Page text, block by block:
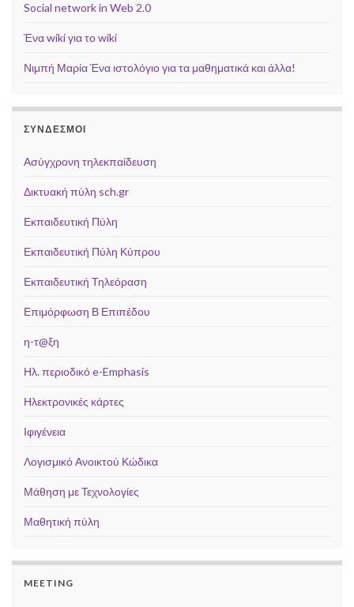
Social network in Web 2.0
Ένα wiki για το wiki
Νιμπή Μαρία Ένα ιστολόγιο για τα μαθηματικά και άλλα!
ΣΥΝΔΕΣΜΟΙ
Ασύγχρονη τηλεκπαίδευση
Δικτυακή πύλη sch.gr
Εκπαιδευτική Πύλη
Εκπαιδευτική Πύλη Κύπρου
Εκπαιδευτική Τηλεόραση
Επιμόρφωση Β Επιπέδου
η-τ@ξη
Ηλ. περιοδικό e-Emphasis
Ηλεκτρονικές κάρτες
Ιφιγένεια
Λογισμικό Ανοικτού Κώδικα
Μάθηση με Τεχνολογίες
Μαθητική πύλη
MEETING